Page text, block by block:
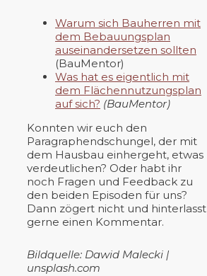
Warum sich Bauherren mit
dem Bebauungsplan
auseinandersetzen sollten
(BauMentor)
Was hat es eigentlich mit
dem Flächennutzungsplan
auf sich? (BauMentor)
Konnten wir euch den
Paragraphendschungel, der mit
dem Hausbau einhergeht, etwas
verdeutlichen? Oder habt ihr
noch Fragen und Feedback zu
den beiden Episoden für uns?
Dann zögert nicht und hinterlasst
gerne einen Kommentar.
Bildquelle: Dawid Malecki |
unsplash.com